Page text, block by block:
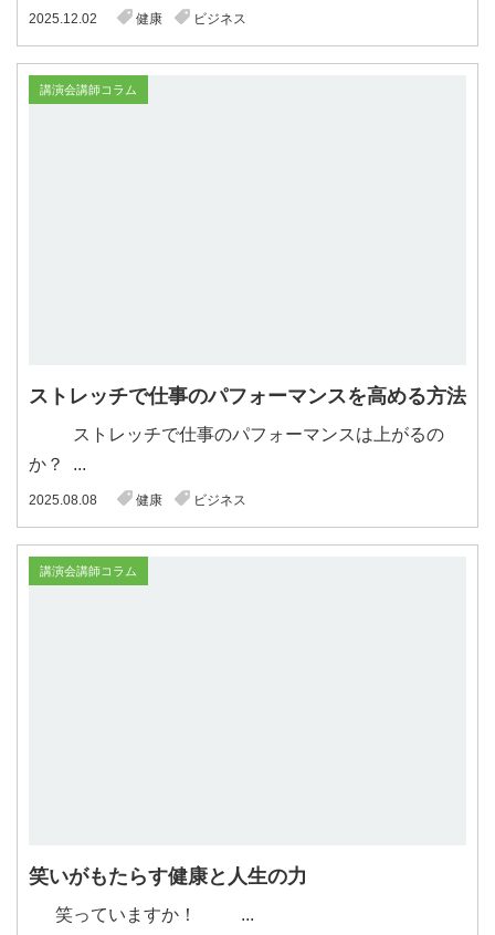
2025.12.02 健康 ビジネス
講演会講師コラム
ストレッチで仕事のパフォーマンスを高める方法
ストレッチで仕事のパフォーマンスは上がるの
か？ ...
2025.08.08 健康 ビジネス
講演会講師コラム
笑いがもたらす健康と人生の力
笑っていますか！ ...